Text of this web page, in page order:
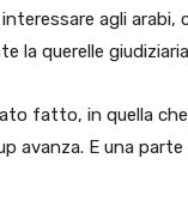
agli
la querelle
fatto, in quella
avanza. E una